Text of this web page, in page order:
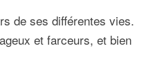
de ses différentes vies.
et farceurs, et bien